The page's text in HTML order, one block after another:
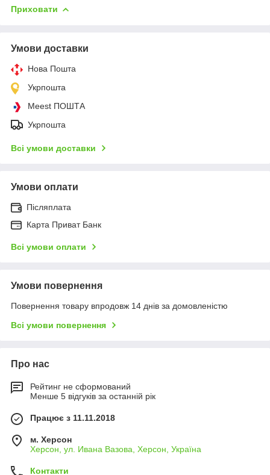
Приховати
Умови доставки
Нова Пошта
Укрпошта
Meest ПОШТА
Укрпошта
Всі умови доставки
Умови оплати
Післяплата
Карта Приват Банк
Всі умови оплати
Умови повернення
Повернення товару впродовж 14 днів за домовленістю
Всі умови повернення
Про нас
Рейтинг не сформований
Менше 5 відгуків за останній рік
Працює з 11.11.2018
м. Херсон
Херсон, ул. Ивана Вазова, Херсон, Україна
Контакти